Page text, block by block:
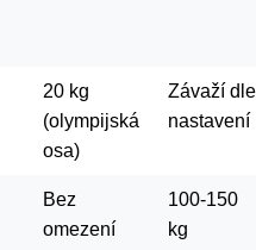
20 kg
(olympijská
osa)
Závaží dle
nastavení
Bez
omezení
100-150
kg